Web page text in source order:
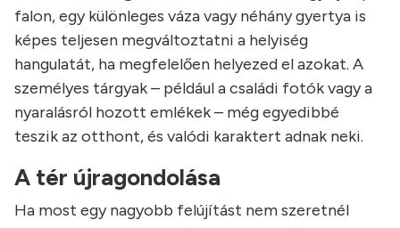
falon, egy különleges váza vagy néhány gyertya is
képes teljesen megváltoztatni a helyiség
hangulatát, ha megfelelően helyezed el azokat. A
személyes tárgyak – például a családi fotók vagy a
nyaralásról hozott emlékek – még egyedibbé
teszik az otthont, és valódi karaktert adnak neki.
A tér újragondolása
Ha most egy nagyobb felújítást nem szeretnél